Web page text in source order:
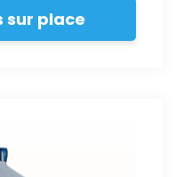
sur place